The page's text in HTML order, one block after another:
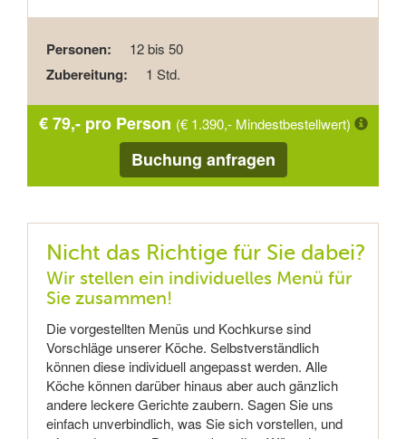
Personen: 12 bis 50
Zubereitung: 1 Std.
€ 79,- pro Person (€ 1.390,- Mindestbestellwert)
Buchung anfragen
Nicht das Richtige für Sie dabei?
Wir stellen ein individuelles Menü für
Sie zusammen!
Die vorgestellten Menüs und Kochkurse sind
Vorschläge unserer Köche. Selbstverständlich
können diese individuell angepasst werden. Alle
Köche können darüber hinaus aber auch gänzlich
andere leckere Gerichte zaubern. Sagen Sie uns
einfach unverbindlich, was Sie sich vorstellen, und